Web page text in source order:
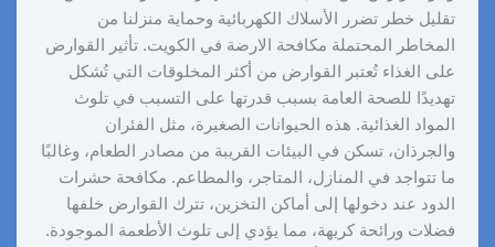
تقليل خطر تضرر الأسلاك الكهربائية وحماية منزلنا من
المخاطر المحتملة مكافحة الارضة في الكويت. تأثير القوارض
على الغذاء تُعتبر القوارض من أكثر المخلوقات التي تُشكل
تهديدًا للصحة العامة بسبب قدرتها على التسبب في تلوث
المواد الغذائية. هذه الحيوانات الصغيرة، مثل الفئران
والجرذان، تسكن في البيئات القريبة من مصادر الطعام، وغالبًا
ما تتواجد في المنازل، المتاجر، والمطاعم. مكافحة حشرات
الدود عند دخولها إلى أماكن التخزين، تترك القوارض خلفها
فضلات ورائحة كريهة، مما يؤدي إلى تلوث الأطعمة الموجودة.